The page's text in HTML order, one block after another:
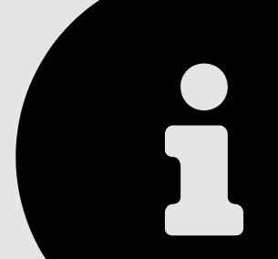
INHALT